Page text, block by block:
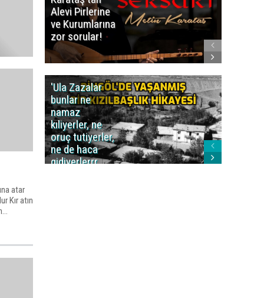
atar
Kır atın
Alevi Pirlerine
ve Kurumlarına
zor sorular!
'Ula Zazalar
bunlar ne
namaz
kıliyerler, ne
oruç tutiyerler,
ne de haca
gidiyerlerrr